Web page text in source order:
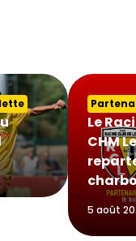
Le
CHM
5 août